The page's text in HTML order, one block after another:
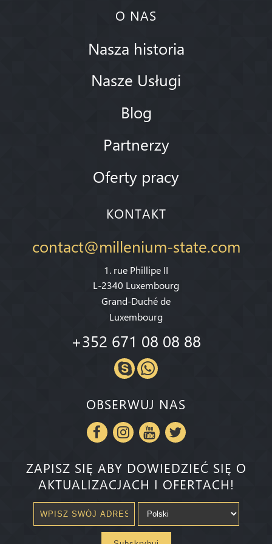
O NAS
Nasza historia
Nasze Usługi
Blog
Partnerzy
Oferty pracy
KONTAKT
contact@millenium-state.com
1. rue Phillipe II
L-2340 Luxembourg
Grand-Duché de
Luxembourg
+352 671 08 08 88
OBSERWUJ NAS
ZAPISZ SIĘ ABY DOWIEDZIEĆ SIĘ O
AKTUALIZACJACH I OFERTACH!